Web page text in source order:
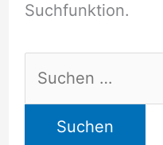
Suchfunktion.
nach: